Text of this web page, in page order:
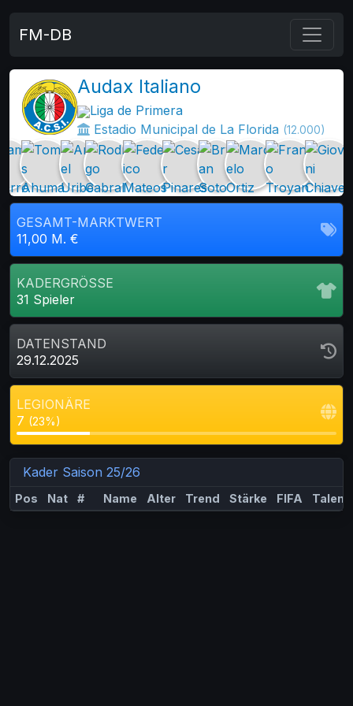
FM-DB
Audax Italiano
Liga de Primera
Estadio Municipal de La Florida (12.000)
GESAMT-MARKTWERT
11,00 M. €
KADERGRÖSSE
31 Spieler
DATENSTAND
29.12.2025
LEGIONÄRE
7 (23%)
Kader Saison 25/26
Pos Nat # Name Alter Trend Stärke FIFA Talent